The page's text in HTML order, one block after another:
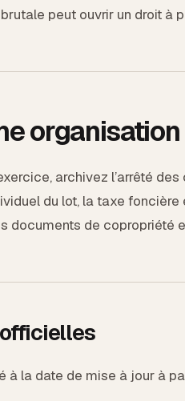
peut ouvrir un droit à
archivez l’arrêté
du lot, la taxe
documents de copropriété
à la date de mise à jour à